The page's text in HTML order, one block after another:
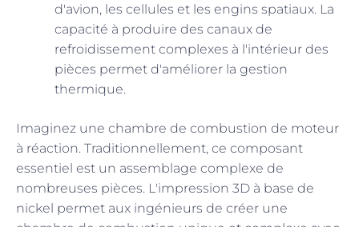
d'avion, les cellules et les engins spatiaux. La
capacité à produire des canaux de
refroidissement complexes à l'intérieur des
pièces permet d'améliorer la gestion
thermique.
Imaginez une chambre de combustion de moteur
à réaction. Traditionnellement, ce composant
essentiel est un assemblage complexe de
nombreuses pièces. L'impression 3D à base de
nickel permet aux ingénieurs de créer une